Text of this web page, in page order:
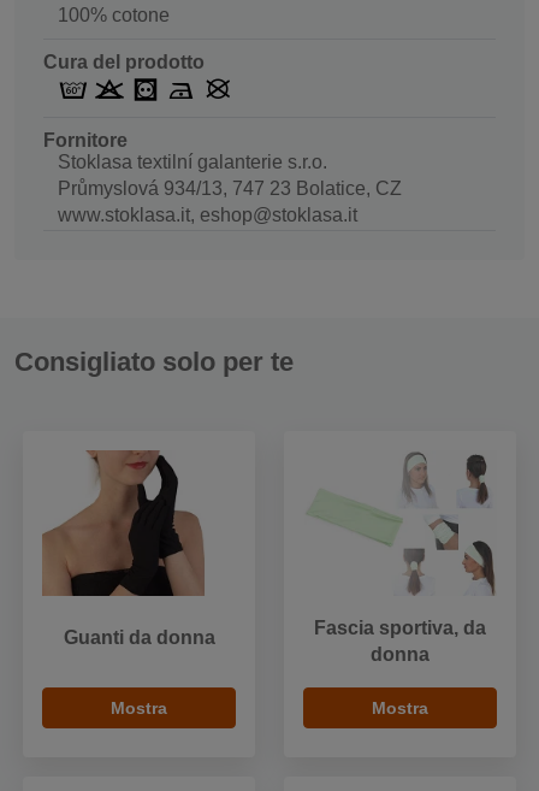
100% cotone
Cura del prodotto
Fornitore
Stoklasa textilní galanterie s.r.o.
Průmyslová 934/13, 747 23 Bolatice, CZ
www.stoklasa.it, eshop@stoklasa.it
Consigliato solo per te
Guanti da donna
Mostra
Fascia sportiva, da
donna
Mostra